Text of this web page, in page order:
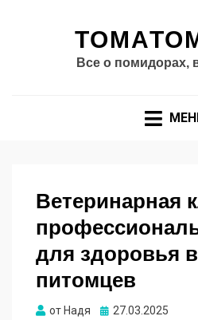
Все о помидорах,
Ветеринарная
для здоровья
питомцев
от Надя Опубликовано
27.03.2025